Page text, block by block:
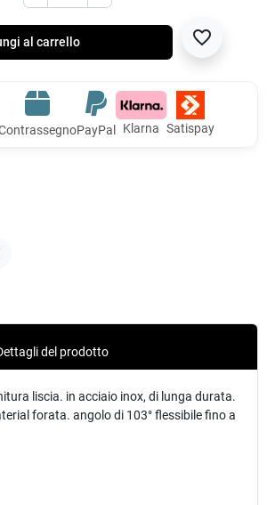
al carrello favorite_border
PayPal Klarna Satispay
del prodotto
liscia. in acciaio inox, di lunga durata.
forata. angolo di 103° flessibile fino a